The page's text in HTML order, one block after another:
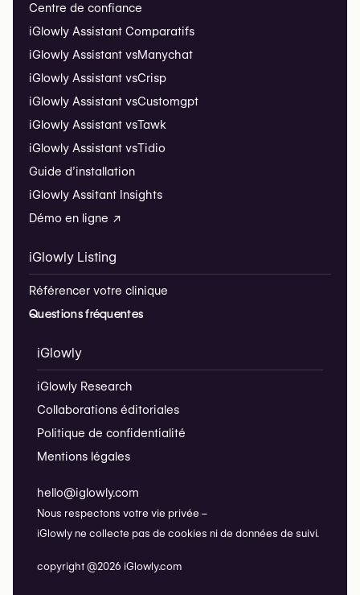
Centre de confiance
iGlowly Assistant Comparatifs
iGlowly Assistant vsManychat
iGlowly Assistant vsCrisp
iGlowly Assistant vsCustomgpt
iGlowly Assistant vsTawk
iGlowly Assistant vsTidio
Guide d’installation
iGlowly Assitant Insights
Démo en ligne ↗
iGlowly Listing
Référencer votre clinique
Questions fréquentes
iGlowly
iGlowly Research
Collaborations éditoriales
Politique de confidentialité
Mentions légales
hello@iglowly.com
Nous respectons votre vie privée –
iGlowly ne collecte pas de cookies ni de données de suivi.
copyright @2026 iGlowly.com